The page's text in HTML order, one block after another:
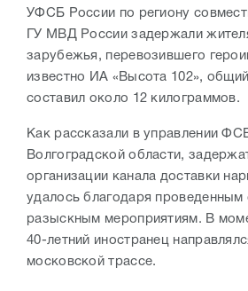
УФСБ России по региону
ГУ МВД России задержали
зарубежья, перевозившего
известно ИА «Высота 102»,
составил около 12 килограммов.
Как рассказали в управлении
Волгоградской области,
организации канала доставки
удалось благодаря проведенным
разыскным мероприятиям. В
40-летний иностранец
московской трассе.